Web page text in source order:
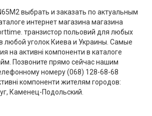
выбрать и заказать по актуальным
интернет магазина магазина
транзистор польовий для любых
любой уголок Киева и Украины. Самые
на активні компоненти в каталоге
Позвоните прямо сейчас нашим
номеру (‎068) 128-68-68
компоненти жителям городов:
Каменец-Подольский.